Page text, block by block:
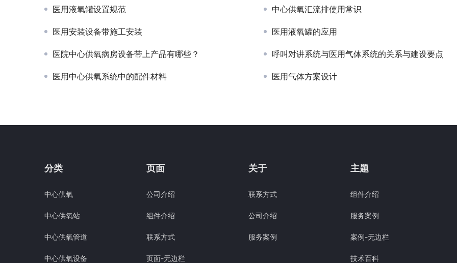
医用液氧罐设置规范 中心供氧汇流排使用常识
医用安装设备带施工安装 医用液氧罐的应用
医院中心供氧病房设备带上产品有哪些？ 呼叫对讲系统与医用气体系统的关系与建设要点
医用中心供氧系统中的配件材料 医用气体方案设计
分类
中心供氧
中心供氧站
中心供氧管道
中心供氧设备
页面
公司介绍
组件介绍
联系方式
页面-无边栏
关于
联系方式
公司介绍
服务案例
主题
组件介绍
服务案例
案例-无边栏
技术百科